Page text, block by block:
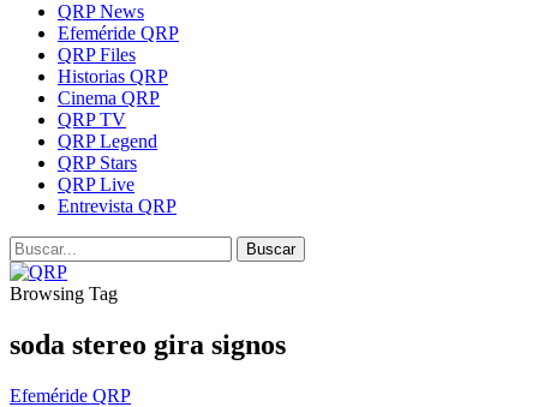
QRP News
Efeméride QRP
QRP Files
Historias QRP
Cinema QRP
QRP TV
QRP Legend
QRP Stars
QRP Live
Entrevista QRP
Browsing Tag
soda stereo gira signos
Efeméride QRP